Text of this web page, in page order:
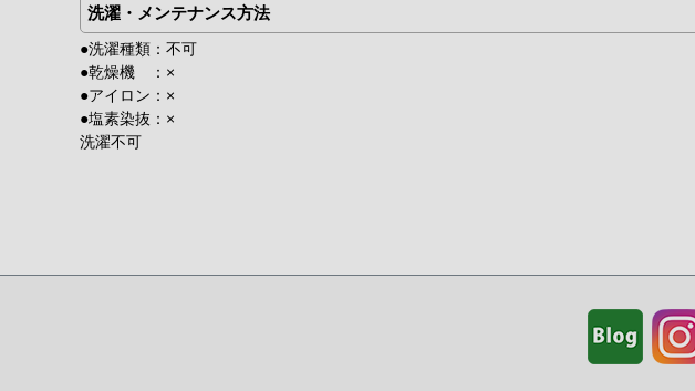
洗濯・メンテナンス方法
●洗濯種類：不可
●乾燥機 ：×
●アイロン：×
●塩素染抜：×
洗濯不可